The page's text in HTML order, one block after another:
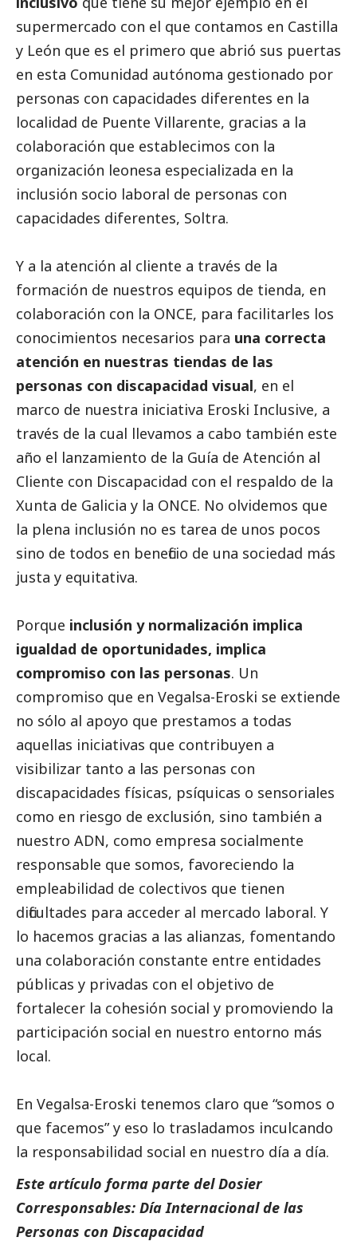
supermercado con el que contamos en Castilla
y León que es el primero que abrió sus puertas
en esta Comunidad autónoma gestionado por
personas con capacidades diferentes en la
localidad de Puente Villarente, gracias a la
colaboración que establecimos con la
organización leonesa especializada en la
inclusión socio laboral de personas con
capacidades diferentes, Soltra.
Y a la atención al cliente a través de la
formación de nuestros equipos de tienda, en
colaboración con la ONCE, para facilitarles los
conocimientos necesarios para una correcta
atención en nuestras tiendas de las
personas con discapacidad visual, en el
marco de nuestra iniciativa Eroski Inclusive, a
través de la cual llevamos a cabo también este
año el lanzamiento de la Guía de Atención al
Cliente con Discapacidad con el respaldo de la
Xunta de Galicia y la ONCE. No olvidemos que
la plena inclusión no es tarea de unos pocos
sino de todos en beneficio de una sociedad más
justa y equitativa.
Porque inclusión y normalización implica
igualdad de oportunidades, implica
compromiso con las personas. Un
compromiso que en Vegalsa-Eroski se extiende
no sólo al apoyo que prestamos a todas
aquellas iniciativas que contribuyen a
visibilizar tanto a las personas con
discapacidades físicas, psíquicas o sensoriales
como en riesgo de exclusión, sino también a
nuestro ADN, como empresa socialmente
responsable que somos, favoreciendo la
empleabilidad de colectivos que tienen
dificultades para acceder al mercado laboral. Y
lo hacemos gracias a las alianzas, fomentando
una colaboración constante entre entidades
públicas y privadas con el objetivo de
fortalecer la cohesión social y promoviendo la
participación social en nuestro entorno más
local.
En Vegalsa-Eroski tenemos claro que “somos o
que facemos” y eso lo trasladamos inculcando
la responsabilidad social en nuestro día a día.
Este artículo forma parte delDosier
Corresponsables: Día Internacional de las
Personas con Discapacidad